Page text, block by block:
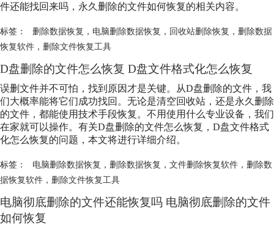
件还能找回来吗，永久删除的文件如何恢复的相关内容。
标签： 删除数据恢复 ， 电脑删除数据恢复 ， 回收站删除恢复 ， 删除数据
恢复软件 ， 删除文件恢复工具
D盘删除的文件怎么恢复 D盘文件格式化怎么恢复
误删文件并不可怕，找到原因才是关键。从D盘删除的文件，我
们大概率能将它们成功找回。无论是清空回收站，还是永久删除
的文件，都能使用技术手段恢复。不用使用什么专业设备，我们
在家就可以操作。有关D盘删除的文件怎么恢复，D盘文件格式
化怎么恢复的问题，本文将进行详细介绍。
标签： 电脑删除数据恢复 ， 删除数据恢复 ， 文件删除恢复软件， 删除数
据恢复软件 ， 删除文件恢复工具
电脑彻底删除的文件还能恢复吗 电脑彻底删除的文件
如何恢复